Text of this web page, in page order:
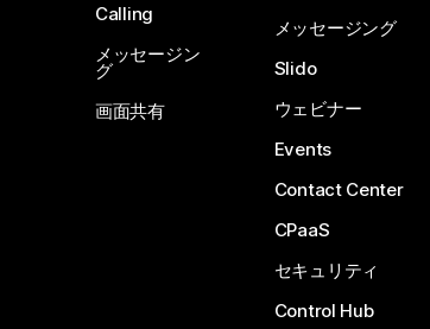
Calling
メッセージン
グ
画面共有
メッセージング
Slido
ウェビナー
Events
Contact Center
CPaaS
セキュリティ
Control Hub